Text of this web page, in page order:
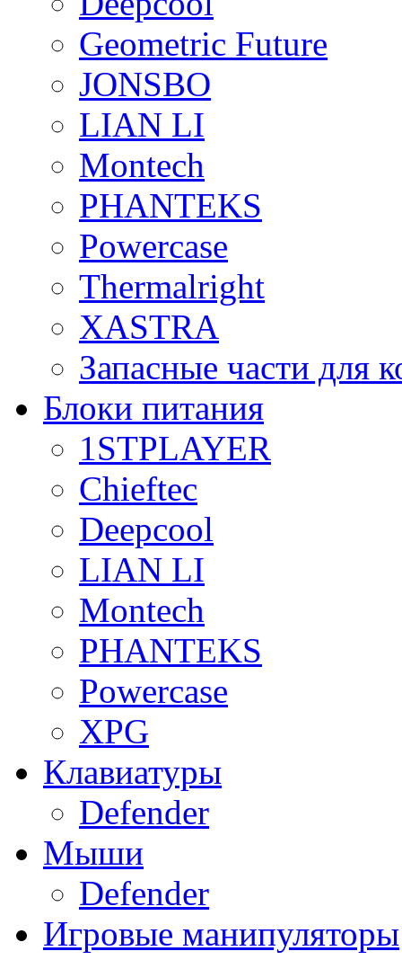
Geometric Future
JONSBO
LIAN LI
Montech
PHANTEKS
Powercase
Thermalright
XASTRA
Запасные части для
Блоки питания
1STPLAYER
Chieftec
Deepcool
LIAN LI
Montech
PHANTEKS
Powercase
XPG
Клавиатуры
Defender
Мыши
Defender
Игровые манипуляторы